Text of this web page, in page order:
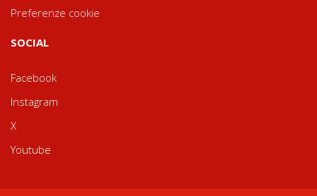
Preferenze cookie
SOCIAL
Facebook
Instagram
X
Youtube